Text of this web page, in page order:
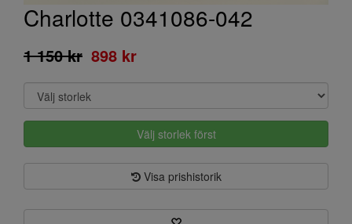
Charlotte 0341086-042
1 150 kr 898 kr
Välj storlek först
Visa prishistorik